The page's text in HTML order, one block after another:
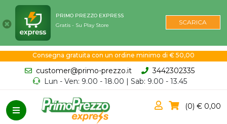
PRIMO PREZZO EXPRESS
Gratis - Su Play Store
SCARICA
Consegna gratuita con un ordine minimo di € 50,00
customer@primo-prezzo.it
3442302335
Lun - Ven: 9.00 - 18.00 | Sab: 9.00 - 13.45
0 0,00